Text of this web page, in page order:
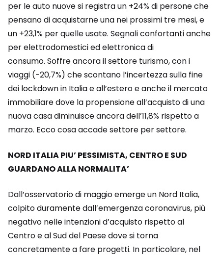
per le auto nuove si registra un +24% di persone che
pensano di acquistarne una nei prossimi tre mesi, e
un +23,1% per quelle usate. Segnali confortanti anche
per elettrodomestici ed elettronica di
consumo. Soffre ancora il settore turismo, con i
viaggi (-20,7%) che scontano l’incertezza sulla fine
dei lockdown in Italia e all’estero e anche il mercato
immobiliare dove la propensione all’acquisto di una
nuova casa diminuisce ancora dell’11,8% rispetto a
marzo. Ecco cosa accade settore per settore.
NORD ITALIA PIU’ PESSIMISTA, CENTRO E SUD
GUARDANO ALLA NORMALITA’
Dall’osservatorio di maggio emerge un Nord Italia,
colpito duramente dall’emergenza coronavirus, più
negativo nelle intenzioni d’acquisto rispetto al
Centro e al Sud del Paese dove si torna
concretamente a fare progetti. In particolare, nel